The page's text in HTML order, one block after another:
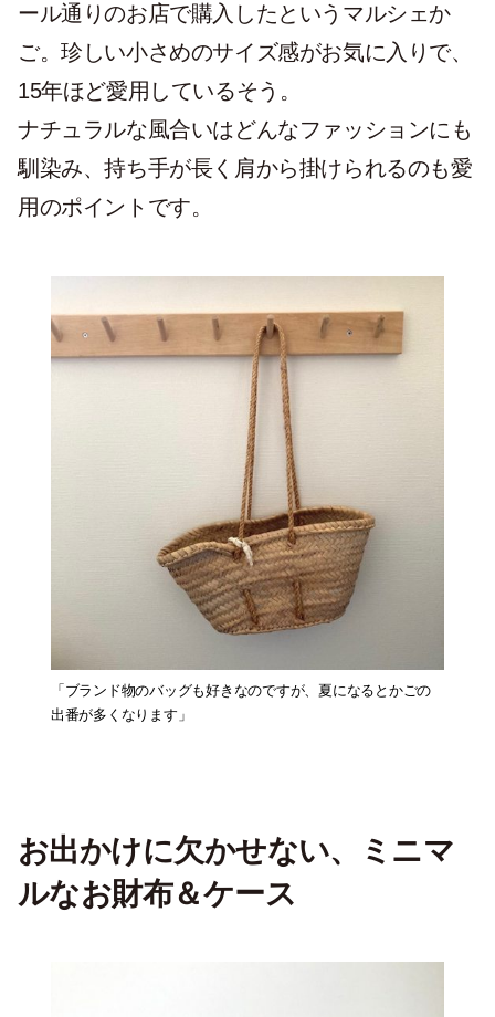
ール通りのお店で購入したというマルシェか
ご。珍しい小さめのサイズ感がお気に入りで、
15年ほど愛用しているそう。
ナチュラルな風合いはどんなファッションにも
馴染み、持ち手が長く肩から掛けられるのも愛
用のポイントです。
「ブランド物のバッグも好きなのですが、夏になるとかごの
出番が多くなります」
お出かけに欠かせない、ミニマ
ルなお財布＆ケース